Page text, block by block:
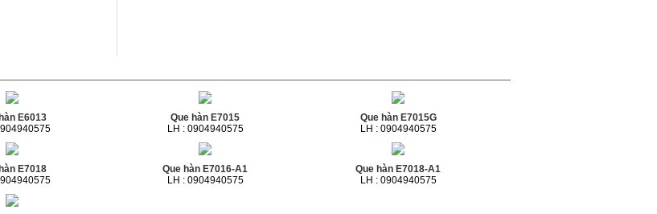
E6013
Que hàn E7015
LH : 0904940575
Que hàn E7015G
LH : 0904940575
E7018
Que hàn E7016-A1
LH : 0904940575
Que hàn E7018-A1
LH : 0904940575